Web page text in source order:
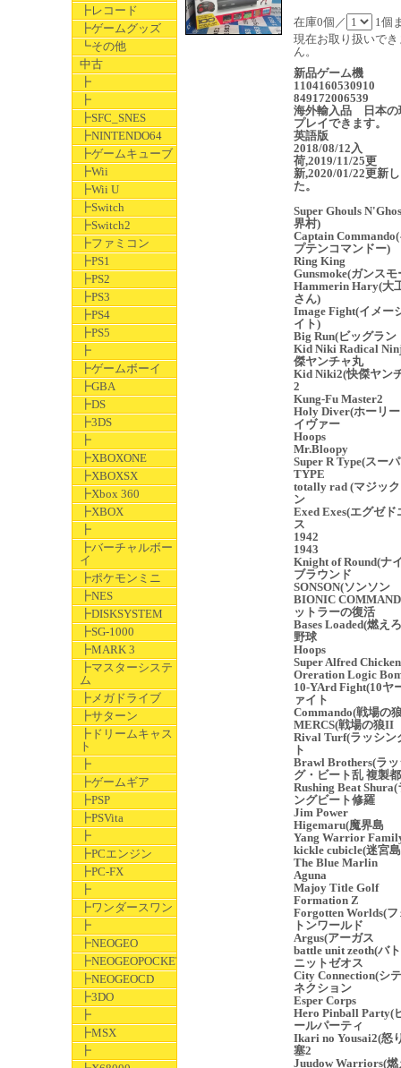
┣レコード
┣ゲームグッズ
┗その他
中古
┣
┣
┣SFC_SNES
┣NINTENDO64
┣ゲームキューブ
┣Wii
┣Wii U
┣Switch
┣Switch2
┣ファミコン
┣PS1
┣PS2
┣PS3
┣PS4
┣PS5
┣
┣ゲームボーイ
┣GBA
┣DS
┣3DS
┣
┣XBOXONE
┣XBOXSX
┣Xbox 360
┣XBOX
┣
┣バーチャルボー
イ
┣ポケモンミニ
┣NES
┣DISKSYSTEM
┣SG-1000
┣MARK 3
┣マスターシステ
ム
┣メガドライブ
┣サターン
┣ドリームキャス
ト
┣
┣ゲームギア
┣PSP
┣PSVita
┣
┣PCエンジン
┣PC-FX
┣
┣ワンダースワン
┣
┣NEOGEO
┣NEOGEOPOCKET
┣NEOGEOCD
┣3DO
┣
┣MSX
┣
在庫0個／
1個
現在お取り扱いでき
ん。
新品ゲーム機
1104160530910
849172006539
海外輸入品 日本の
プレイできます。
英語版
2018/08/12入
荷,2019/11/25更
新,2020/01/22更新
た。
Super Ghouls
界村)
Captain
プテンコマンドー)
Ring King
Gunsmoke(ガンスモ
Hammerin Hary(大
さん)
Image Fight(イメー
イト)
Big Run(ビッグラン
Kid Niki Radical
傑ヤンチャ丸
Kid Niki2(快傑ヤン
2
Kung-Fu Master2
Holy Diver(ホーリ
イヴァー
Hoops
Mr.Bloopy
Super R Type(スー
TYPE
totally rad (マジッ
ン
Exed Exes(エグゼド
ス
1942
1943
Knight of Round(ナ
ブラウンド
SONSON(ソンソン
BIONIC
ットラーの復活
Bases Loaded(燃え
野球
Hoops
Super Alfred Chicken
Oreration Logic
10-YArd Fight(10ヤ
ァイト
Commando(戦場の
MERCS(戦場の狼II
Rival Turf(ラッシン
ト
Brawl Brothers(ラ
グ・ビート乱 複製
Rushing Beat Shura(
ングビート修羅
Jim Power
Higemaru(魔界島
Yang Warrior
kickle cubicle(迷宮島
The Blue Marlin
Aguna
Majoy Title Golf
Formation Z
Forgotten Worlds(フ
トンワールド
Argus(アーガス
battle unit zeoth(バ
ニットゼオス
City Connection(シ
ネクション
Esper Corps
Hero Pinball Party(
ールパーティ
Ikari no Yousai2(怒
塞2
Juudow Warriors(燃